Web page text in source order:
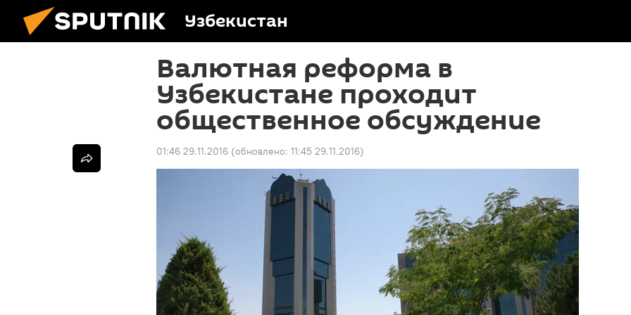
Узбекистан
Валютная реформа в
Узбекистане проходит
общественное обсуждение
01:46 29.11.2016 (обновлено: 11:45 29.11.2016)